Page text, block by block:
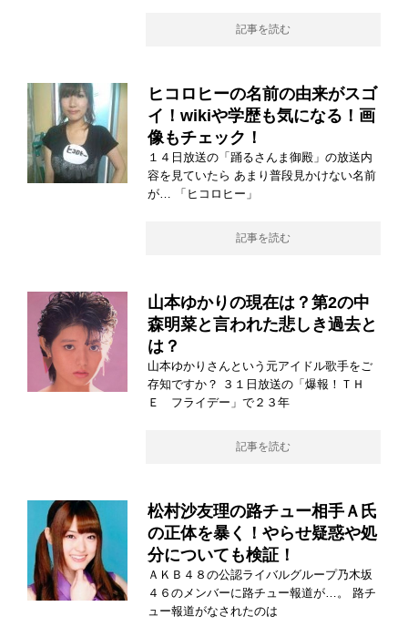
記事を読む
ヒコロヒーの名前の由来がスゴ
イ！wikiや学歴も気になる！画
像もチェック！
１４日放送の「踊るさんま御殿」の放送内
容を見ていたら あまり普段見かけない名前
が… 「ヒコロヒー」
記事を読む
山本ゆかりの現在は？第2の中
森明菜と言われた悲しき過去と
は？
山本ゆかりさんという元アイドル歌手をご
存知ですか？ ３１日放送の「爆報！ＴＨ
Ｅ フライデー」で２３年
記事を読む
松村沙友理の路チュー相手Ａ氏
の正体を暴く！やらせ疑惑や処
分についても検証！
ＡＫＢ４８の公認ライバルグループ乃木坂
４６のメンバーに路チュー報道が…。 路チ
ュー報道がなされたのは